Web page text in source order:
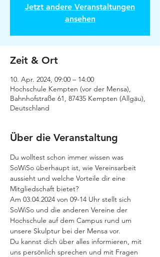
Jetzt andere Veranstaltungen
ansehen
Zeit & Ort
10. Apr. 2024, 09:00 – 14:00
Hochschule Kempten (vor der Mensa),
Bahnhofstraße 61, 87435 Kempten (Allgäu),
Deutschland
Über die Veranstaltung
Du wolltest schon immer wissen was
SoWiSo überhaupt ist, wie Vereinsarbeit
aussieht und welche Vorteile dir eine
Mitgliedschaft bietet?
Am 03.04.2024 von 09-14 Uhr stellt sich
SoWiSo und die anderen Vereine der
Hochschule auf dem Campus rund um
unsere Skulptur bei der Mensa vor.
Du kannst dich über alles informieren, mit
uns persönlich sprechen und mit Fragen